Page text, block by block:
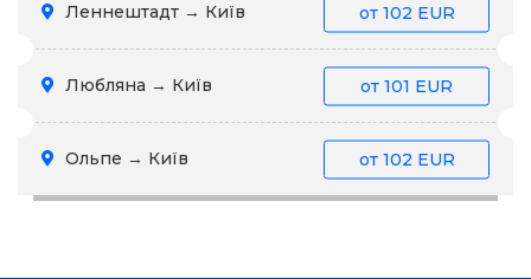
Леннештадт → Київ от 102 EUR
Любляна → Київ от 101 EUR
Ольпе → Київ от 102 EUR